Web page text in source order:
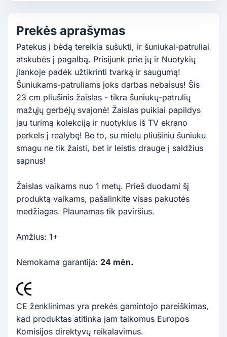
Prekės aprašymas
Patekus į bėdą tereikia sušukti, ir šuniukai-patruliai
atskubės į pagalbą. Prisijunk prie jų ir Nuotykių
įlankoje padėk užtikrinti tvarką ir saugumą!
Šuniukams-patruliams joks darbas nebaisus! Šis
23 cm pliušinis žaislas - tikra šuniukų-patrulių
mažųjų gerbėjų svajonė! Žaislas puikiai papildys
jau turimą kolekciją ir nuotykius iš TV ekrano
perkels į realybę! Be to, su mielu pliušiniu šuniuku
smagu ne tik žaisti, bet ir leistis drauge į saldžius
sapnus!
Žaislas vaikams nuo 1 metų. Prieš duodami šį
produktą vaikams, pašalinkite visas pakuotės
medžiagas. Plaunamas tik paviršius.
Amžius: 1+
Nemokama garantija: 24 mėn.
CE ženklinimas yra prekės gamintojo pareiškimas,
kad produktas atitinka jam taikomus Europos
Komisijos direktyvų reikalavimus.